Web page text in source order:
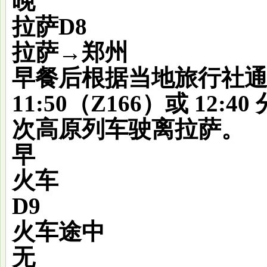
拉萨D8
拉萨→郑州
早餐后根据当地旅行社
11:50（Z166）或 12:40
次高原列车驶离拉萨。
早
火车
D9
火车途中
无